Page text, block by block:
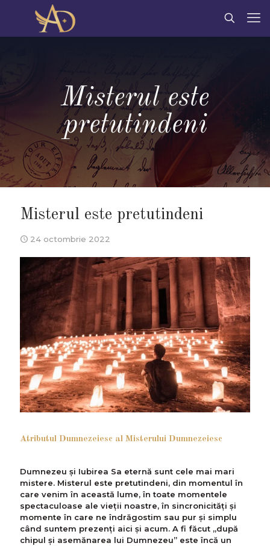
Misterul este
pretutindeni
Misterul este pretutindeni
24 octombrie 2022
Atributul Dumnezeiesc al Misterului Dumnezeiesc
Dumnezeu și Iubirea Sa eternă sunt cele mai mari
mistere. Misterul este pretutindeni, din momentul în
care venim în această lume, în toate momentele
spectaculoase ale vieții noastre, în sincronicități și
momente în care ne îndrăgostim sau pur și simplu
când suntem prezenți aici și acum. A fi făcut „după
chipul și asemănarea lui Dumnezeu” este încă un